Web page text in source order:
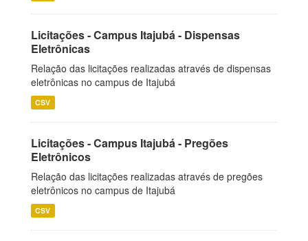
Licitações - Campus Itajubá - Dispensas
Eletrônicas
Relação das licitações realizadas através de dispensas
eletrônicas no campus de Itajubá
CSV
Licitações - Campus Itajubá - Pregões
Eletrônicos
Relação das licitações realizadas através de pregões
eletrônicos no campus de Itajubá
CSV